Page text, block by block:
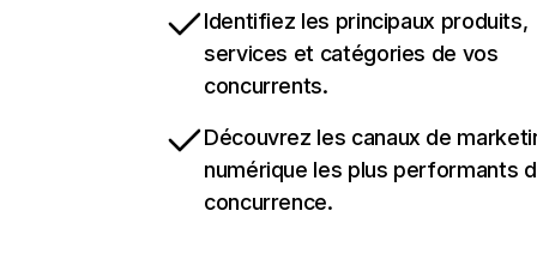
Identifiez les principaux produits,
services et catégories de vos
concurrents.
Découvrez les canaux de
numérique les plus performants
concurrence.